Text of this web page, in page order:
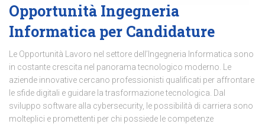
Opportunità Ingegneria
Informatica per Candidature
Le Opportunità Lavoro nel settore dell’Ingegneria Informatica sono
in costante crescita nel panorama tecnologico moderno. Le
aziende innovative cercano professionisti qualificati per affrontare
le sfide digitali e guidare la trasformazione tecnologica. Dal
sviluppo software alla cybersecurity, le possibilità di carriera sono
molteplici e promettenti per chi possiede le competenze